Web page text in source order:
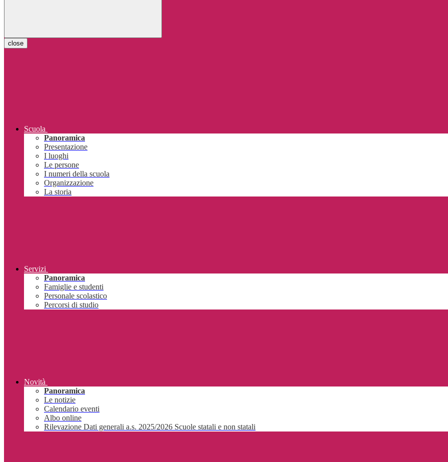
close
Scuola
Panoramica
Presentazione
I luoghi
Le persone
I numeri della scuola
Organizzazione
La storia
Servizi
Panoramica
Famiglie e studenti
Personale scolastico
Percorsi di studio
Novità
Panoramica
Le notizie
Calendario eventi
Albo online
Rilevazione Dati generali a.s. 2025/2026 Scuole statali e non statali